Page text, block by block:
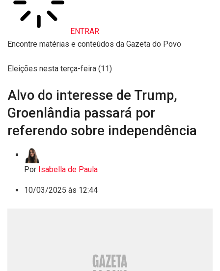
ENTRAR
Encontre matérias e conteúdos da Gazeta do Povo
Eleições nesta terça-feira (11)
Alvo do interesse de Trump,
Groenlândia passará por
referendo sobre independência
Por Isabella de Paula
10/03/2025 às 12:44